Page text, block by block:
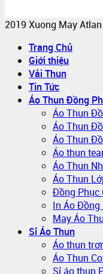
2019 Xuong May Atlan
Trang Chủ
Giới thiệu
Vải Thun
Tin Tức
Áo Thun Đồng
Áo Thun
Áo Thun
Áo Thun
Áo thun
Áo Thun
Áo Thun
Đồng Phục
In Áo Đồng
May Áo
Sỉ Áo Thun
Áo thun
Áo Thun
Sỉ áo thun